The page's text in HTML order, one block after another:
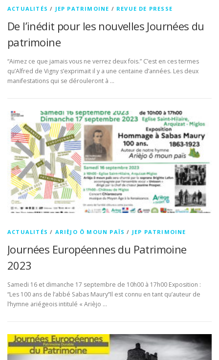
ACTUALITÉS / JEP PATRIMOINE / REVUE DE PRESSE
De l’inédit pour les nouvelles Journées du
patrimoine
“Aimez ce que jamais vous ne verrez deux fois.” C’est en ces termes
qu’Alfred de Vigny s’exprimait il y a une centaine d’années. Les deux
manifestations qui se dérouleront à …
ACTUALITÉS / ARIÈJO Ô MOUN PAÏS / JEP PATRIMOINE
Journées Européennes du Patrimoine
2023
Samedi 16 et dimanche 17 septembre de 10h00 à 17h00 Exposition :
“Les 100 ans de l’abbé Sabas Maury”Il est connu en tant qu’auteur de
l’hymne ariégeois intitulé « Arièjo …